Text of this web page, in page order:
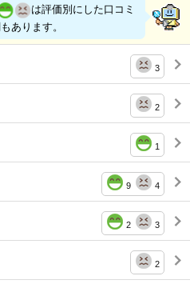
は評価別にした口コミ
あります。
3
2
1
9 4
2 3
2